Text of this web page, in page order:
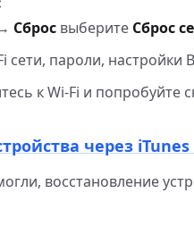
Сброс выберите Сброс
сети, пароли,
к Wi-Fi и попробуйте
через
восстановление